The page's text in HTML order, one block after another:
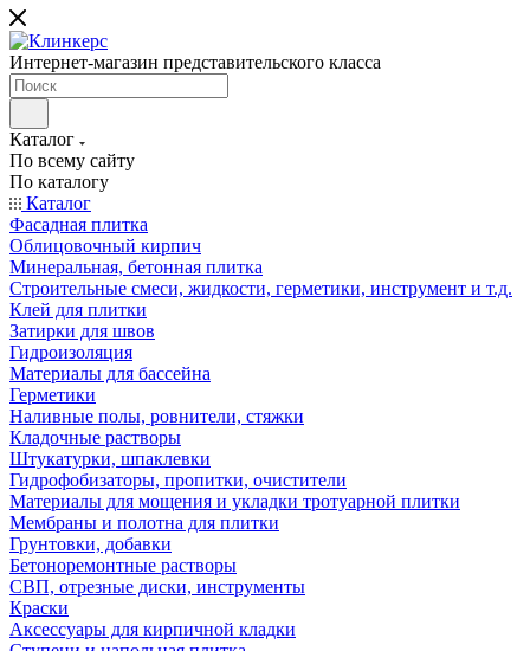
Интернет-магазин представительского класса
Каталог
По всему сайту
По каталогу
Каталог
Фасадная плитка
Облицовочный кирпич
Минеральная, бетонная плитка
Строительные смеси, жидкости, герметики, инструмент и т.д.
Клей для плитки
Затирки для швов
Гидроизоляция
Материалы для бассейна
Герметики
Наливные полы, ровнители, стяжки
Кладочные растворы
Штукатурки, шпаклевки
Гидрофобизаторы, пропитки, очистители
Материалы для мощения и укладки тротуарной плитки
Мембраны и полотна для плитки
Грунтовки, добавки
Бетоноремонтные растворы
СВП, отрезные диски, инструменты
Краски
Аксессуары для кирпичной кладки